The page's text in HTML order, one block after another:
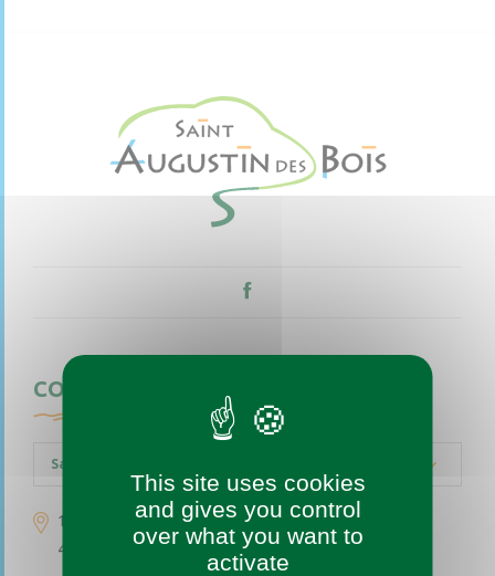
CONTACTEZ-NOUS
Saint-Augustin-des-Bois
1 place de l’église
49170 Saint-Augustin-des-Bois
This site uses cookies
and gives you control
over what you want to
activate